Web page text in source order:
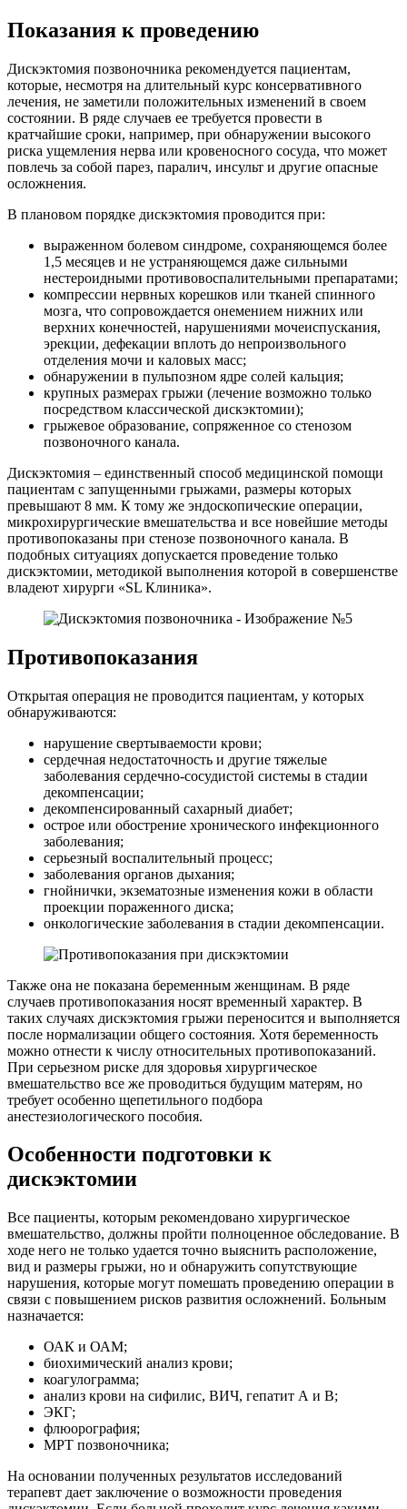
Показания к проведению
Дискэктомия позвоночника рекомендуется пациентам,
которые, несмотря на длительный курс консервативного
лечения, не заметили положительных изменений в своем
состоянии. В ряде случаев ее требуется провести в
кратчайшие сроки, например, при обнаружении высокого
риска ущемления нерва или кровеносного сосуда, что может
повлечь за собой парез, паралич, инсульт и другие опасные
осложнения.
В плановом порядке дискэктомия проводится при:
выраженном болевом синдроме, сохраняющемся более
1,5 месяцев и не устраняющемся даже сильными
нестероидными противовоспалительными препаратами;
компрессии нервных корешков или тканей спинного
мозга, что сопровождается онемением нижних или
верхних конечностей, нарушениями мочеиспускания,
эрекции, дефекации вплоть до непроизвольного
отделения мочи и каловых масс;
обнаружении в пульпозном ядре солей кальция;
крупных размерах грыжи (лечение возможно только
посредством классической дискэктомии);
грыжевое образование, сопряженное со стенозом
позвоночного канала.
Дискэктомия – единственный способ медицинской помощи
пациентам с запущенными грыжами, размеры которых
превышают 8 мм. К тому же эндоскопические операции,
микрохирургические вмешательства и все новейшие методы
противопоказаны при стенозе позвоночного канала. В
подобных ситуациях допускается проведение только
дискэктомии, методикой выполнения которой в совершенстве
владеют хирурги «SL Клиника».
Противопоказания
Открытая операция не проводится пациентам, у которых
обнаруживаются:
нарушение свертываемости крови;
сердечная недостаточность и другие тяжелые
заболевания сердечно-сосудистой системы в стадии
декомпенсации;
декомпенсированный сахарный диабет;
острое или обострение хронического инфекционного
заболевания;
серьезный воспалительный процесс;
заболевания органов дыхания;
гнойнички, экзематозные изменения кожи в области
проекции пораженного диска;
онкологические заболевания в стадии декомпенсации.
Также она не показана беременным женщинам. В ряде
случаев противопоказания носят временный характер. В
таких случаях дискэктомия грыжи переносится и выполняется
после нормализации общего состояния. Хотя беременность
можно отнести к числу относительных противопоказаний.
При серьезном риске для здоровья хирургическое
вмешательство все же проводиться будущим матерям, но
требует особенно щепетильного подбора
анестезиологического пособия.
Особенности подготовки к
дискэктомии
Все пациенты, которым рекомендовано хирургическое
вмешательство, должны пройти полноценное обследование. В
ходе него не только удается точно выяснить расположение,
вид и размеры грыжи, но и обнаружить сопутствующие
нарушения, которые могут помешать проведению операции в
связи с повышением рисков развития осложнений. Больным
назначается:
ОАК и ОАМ;
биохимический анализ крови;
коагулограмма;
анализ крови на сифилис, ВИЧ, гепатит А и В;
ЭКГ;
флюорография;
МРТ позвоночника;
На основании полученных результатов исследований
терапевт дает заключение о возможности проведения